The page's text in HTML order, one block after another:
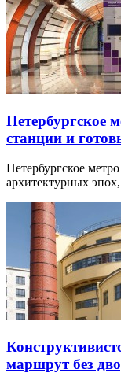
Петербургское
станции и
Петербургское
архитектурных
маршрут без